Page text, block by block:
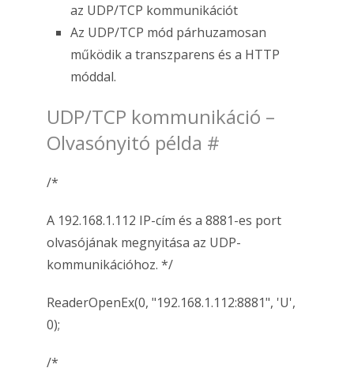
az UDP/TCP kommunikációt
Az UDP/TCP mód párhuzamosan
működik a transzparens és a HTTP
móddal.
UDP/TCP kommunikáció –
Olvasónyitó példa #
/*
A 192.168.1.112 IP-cím és a 8881-es port
olvasójának megnyitása az UDP-
kommunikációhoz. */
ReaderOpenEx(0, "192.168.1.112:8881", 'U',
0);
/*